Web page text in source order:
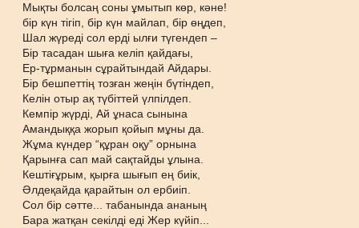
Мықты болсаң соны ұмытып көр, кәне!
бір күн тігіп, бір күн майлап, бір өңдеп,
Шал жүреді сол ерді ылғи түгендеп –
Бір тасадан шыға келіп қайдағы,
Ер-тұрманын сұрайтындай Айдары.
Бір бешпеттің тозған жеңін бүтіндеп,
Келін отыр ақ түбіттей үлпілдеп.
Кемпір жүрді, Ай ұнаса сынына
Амандыққа жорып қойып мұны да.
Жұма күндер “құран оқу” орнына
Қарынға сап май сақтайды ұлына.
Кештіғұрым, қырға шығып ең биік,
Әлдеқайда қарайтын ол ербиіп.
Сол бір сәтте... табанында ананың
Бара жатқан секілді еді Жер күйіп...